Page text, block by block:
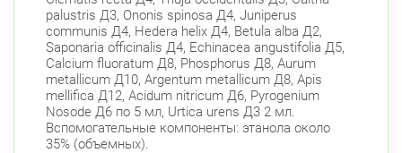
palustris Д3, Ononis spinosa Д4, Juniperus
communis Д4, Hedera helix Д4, Betula alba Д2,
Saponaria officinalis Д4, Echinacea angustifolia Д5,
Calcium fluoratum Д8, Phosphorus Д8, Aurum
metallicum Д10, Argentum metallicum Д8, Apis
mellifica Д12, Acidum nitricum Д6, Pyrogenium
Nosode Д6 по 5 мл, Urtica urens Д3 2 мл.
Вспомогательные компоненты: этанола около
35% (объемных).